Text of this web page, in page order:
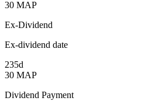
30 ΜΑΡ
Ex-Dividend
Ex-dividend date
235d
30 ΜΑΡ
Dividend Payment